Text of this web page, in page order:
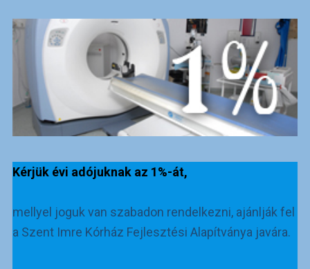
Kérjük évi adójuknak az 1%-át,
mellyel joguk van szabadon rendelkezni, ajánlják fel
a Szent Imre Kórház Fejlesztési Alapítványa javára.